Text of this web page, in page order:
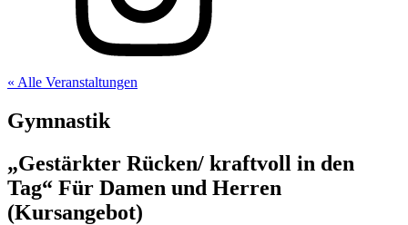
« Alle Veranstaltungen
Gymnastik
„Gestärkter Rücken/ kraftvoll in den
Tag“ Für Damen und Herren
(Kursangebot)